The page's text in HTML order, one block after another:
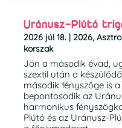
Uránusz-Plútó
2026 júl 18. | 2026,
korszak
Jön a második évad,
szextil után a
második fényszöge is
bepontosodik az
harmonikus
Plútó és az Uránusz-